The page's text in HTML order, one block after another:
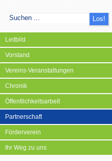
Leitbild
Vorstand
Vereins-Veranstaltungen
Chronik
Öffentlichkeitsarbeit
Partnerschaft
Förderverein
Ihr Weg zu uns